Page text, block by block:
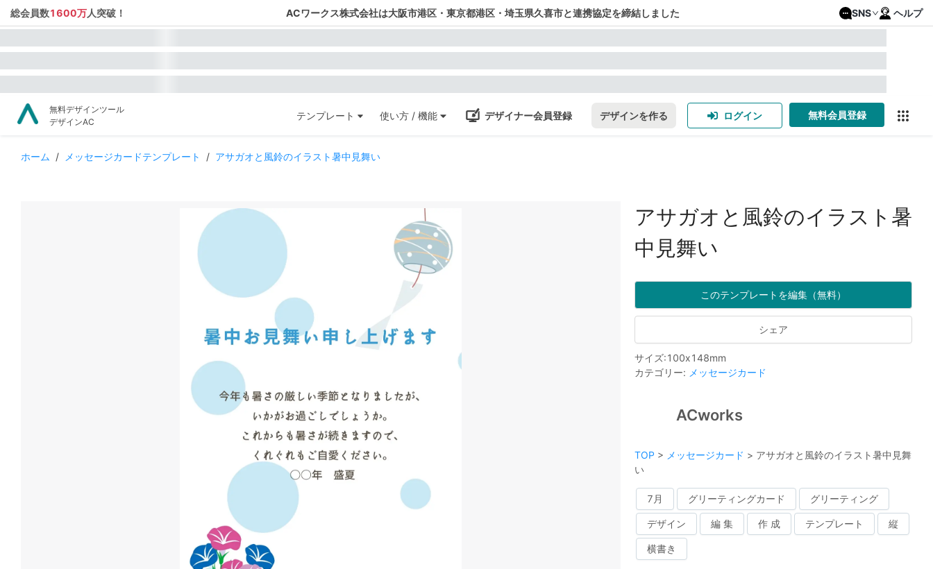
総会員数1600万人突破！ ACワークス株式会社は大阪市港区・東京都港区・埼玉県久喜市と連携協定を締結しました SNS ヘルプ
無料デザインツール
デザインAC
テンプレート 使い方 / 機能 デザイナー会員登録 デザインを作る ログイン 無料会員登録
ホーム / メッセージカードテンプレート / アサガオと風鈴のイラスト暑中見舞い
アサガオと風鈴のイラスト暑
中見舞い
このテンプレートを編集（無料）
シェア
サイズ:100x148mm
カテゴリー: メッセージカード
ACworks
TOP > メッセージカード > アサガオと風鈴のイラスト暑中見舞
い
7月 グリーティングカード グリーティング
デザイン 編 集 作 成 テンプレート 縦
横書き